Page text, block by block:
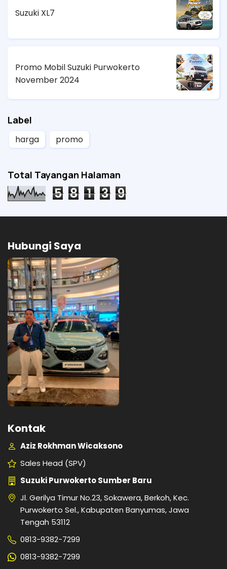
Suzuki XL7
Promo Mobil Suzuki Purwokerto
November 2024
Label
harga promo
Total Tayangan Halaman
5 8 1 3 9
Hubungi Saya
Kontak
Aziz Rokhman Wicaksono
Sales Head (SPV)
Suzuki Purwokerto Sumber Baru
Jl. Gerilya Timur No.23, Sokawera, Berkoh, Kec.
Purwokerto Sel., Kabupaten Banyumas, Jawa
Tengah 53112
0813-9382-7299
0813-9382-7299